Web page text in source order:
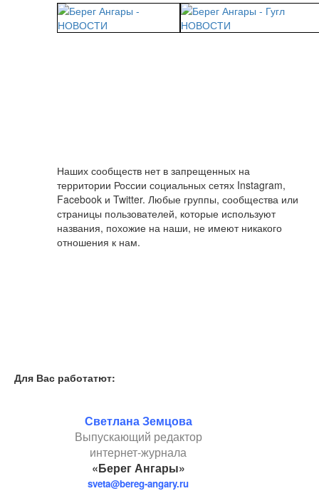
Наших сообществ нет в запрещенных на
территории России социальных сетях Instagram,
Facebook и Twitter. Любые группы, сообщества или
страницы пользователей, которые используют
названия, похожие на наши, не имеют никакого
отношения к нам.
Для Вас работатют:
Светлана Земцова
Выпускающий редактор
интернет-журнала
«Берег Ангары»
sveta@bereg-angary.ru